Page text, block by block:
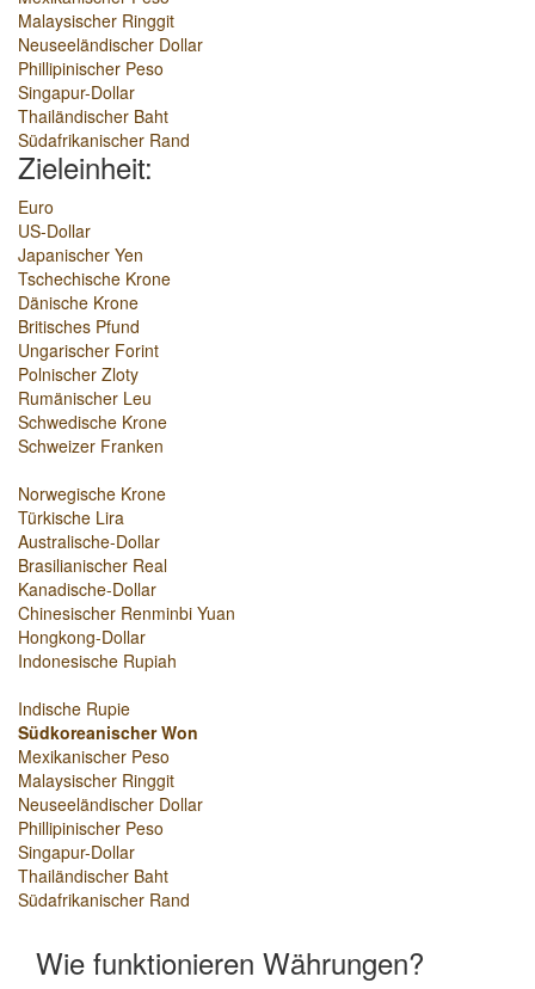
Malaysischer Ringgit
Neuseeländischer Dollar
Phillipinischer Peso
Singapur-Dollar
Thailändischer Baht
Südafrikanischer Rand
Zieleinheit:
Euro
US-Dollar
Japanischer Yen
Tschechische Krone
Dänische Krone
Britisches Pfund
Ungarischer Forint
Polnischer Zloty
Rumänischer Leu
Schwedische Krone
Schweizer Franken
Norwegische Krone
Türkische Lira
Australische-Dollar
Brasilianischer Real
Kanadische-Dollar
Chinesischer Renminbi Yuan
Hongkong-Dollar
Indonesische Rupiah
Indische Rupie
Südkoreanischer Won
Mexikanischer Peso
Malaysischer Ringgit
Neuseeländischer Dollar
Phillipinischer Peso
Singapur-Dollar
Thailändischer Baht
Südafrikanischer Rand
Wie funktionieren Währungen?